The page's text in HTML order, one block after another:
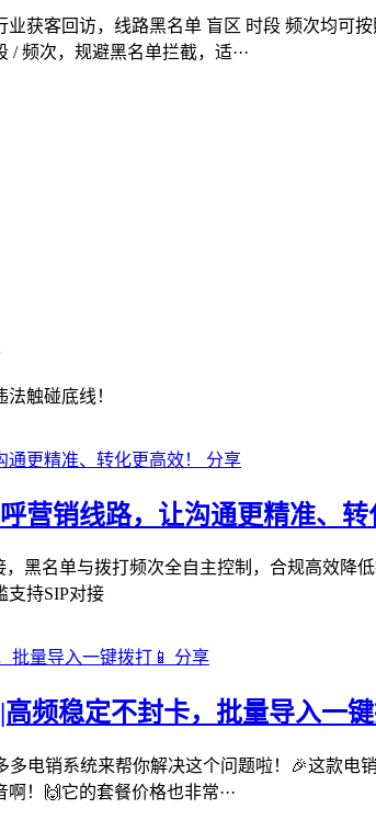
获客回访，线路黑名单 盲区 时段 频次均可
频次，规避黑名单拦截，适···
触碰底线！
分享
营销线路，让沟通更精准、转
黑名单与拨打频次全自主控制，合规高效
支持SIP对接
分享
频稳定不封卡，批量导入一键
电销系统来帮你解决这个问题啦！🎉这款
！🙌它的套餐价格也非常···